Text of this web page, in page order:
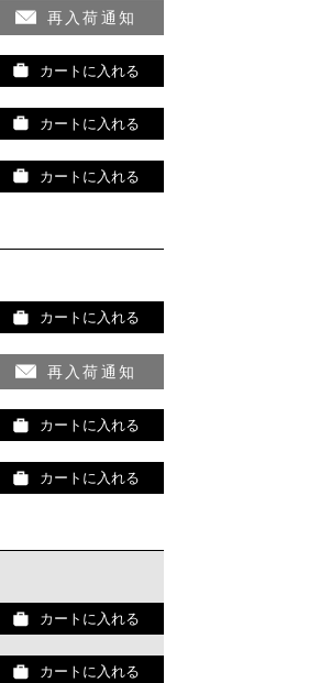
再入荷通知
カートに入れる
カートに入れる
カートに入れる
カートに入れる
再入荷通知
カートに入れる
カートに入れる
カートに入れる
カートに入れる